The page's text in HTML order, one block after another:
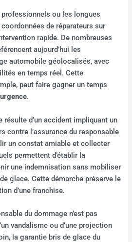
ou les longues
de réparateurs sur
rapide. De nombreuses
aujourd’hui les
automobile géolocalisés, avec
en temps réel. Cette
peut faire gagner un temps
urgence.
résulte d’un accident impliquant un
contre l’assurance du responsable
un constat amiable et collecter
permettent d’établir la
une indemnisation sans mobiliser
glace. Cette démarche préserve le
d’une franchise.
du dommage n’est pas
vandalisme ou d’une projection
la garantie bris de glace du